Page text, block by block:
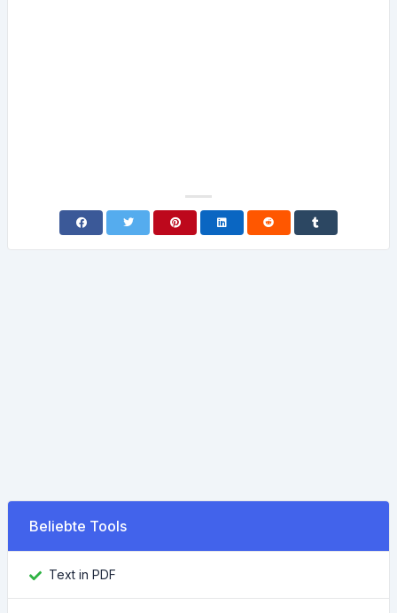
Beliebte Tools
Text in PDF